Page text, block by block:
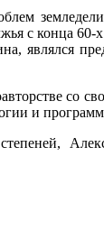
с конца
со
и